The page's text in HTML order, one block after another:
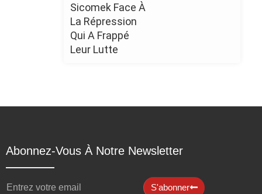
Sicomek Face À
La Répression
Qui A Frappé
Leur Lutte
Abonnez-Vous À Notre Newsletter
S'abonner